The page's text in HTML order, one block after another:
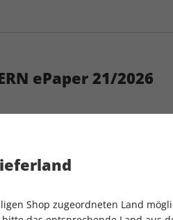
ePaper 21/2026
mir so
Artikelnummer
Shop zugeordneten Land